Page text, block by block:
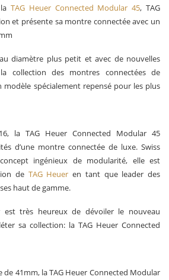
TAG Heuer Connected Modular 45, TAG
et présente sa montre connectée avec un
diamètre plus petit et avec de nouvelles
collection des montres connectées de
modèle spécialement repensé pour les plus
la TAG Heuer Connected Modular 45
d’une montre connectée de luxe. Swiss
ingénieux de modularité, elle est
de TAG Heuer en tant que leader des
haut de gamme.
est très heureux de dévoiler le nouveau
sa collection: la TAG Heuer Connected
41mm, la TAG Heuer Connected Modular